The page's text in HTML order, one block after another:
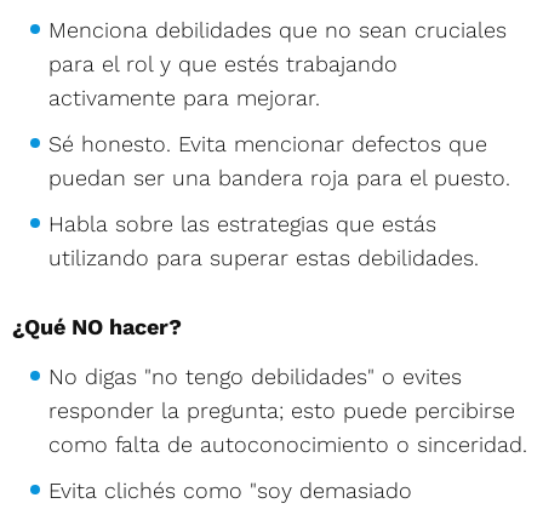
Menciona debilidades que no sean cruciales
para el rol y que estés trabajando
activamente para mejorar.
Sé honesto. Evita mencionar defectos que
puedan ser una bandera roja para el puesto.
Habla sobre las estrategias que estás
utilizando para superar estas debilidades.
¿Qué NO hacer?
No digas "no tengo debilidades" o evites
responder la pregunta; esto puede percibirse
como falta de autoconocimiento o sinceridad.
Evita clichés como "soy demasiado